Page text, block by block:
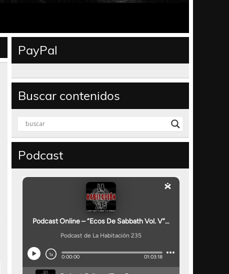
PayPal
Buscar contenidos
Podcast